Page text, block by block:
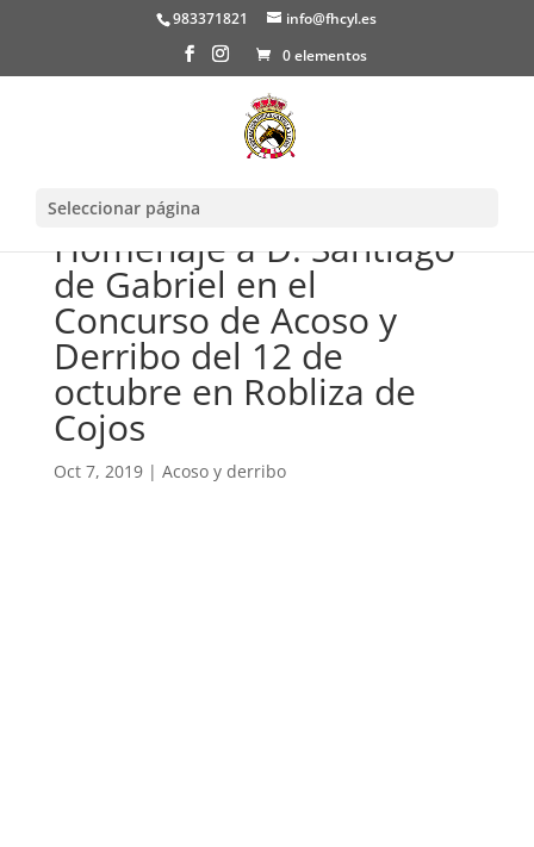
983371821
info@fhcyl.es
0 elementos
Seleccionar página
Homenaje a D. Santiago
de Gabriel en el
Concurso de Acoso y
Derribo del 12 de
octubre en Robliza de
Cojos
Oct 7, 2019| Acoso y derribo